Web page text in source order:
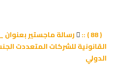
رسالة ماجستير بعنوان _
القانونية للشركات المتعددت
الدولي